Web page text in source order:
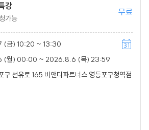
강
가능
무료
(금) 10:20 ~ 13:30
(월) 00:00 ~ 2026.8.6 (목) 23:59
구 선유로 165 비앤디파트너스 영등포구청역점